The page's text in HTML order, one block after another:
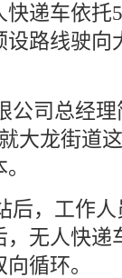
递车依托
路线驶向
公司总经
大龙街道
本。
后，工作
无人快递
双向循